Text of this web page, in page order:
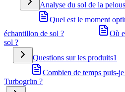
Analyse du sol de la
Quel est le moment
échantillon de sol ?
Où
sol ?
Questions sur les produits1
Combien de temps puis-
Turbogrün ?